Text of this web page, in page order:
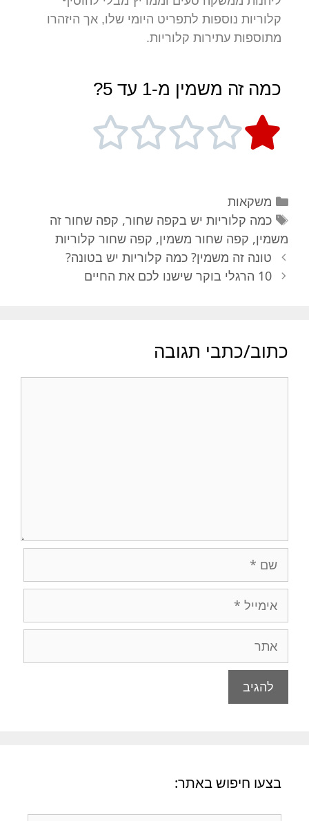
קלוריות נוספות לתפריט היומי שלו, אך היזהרו
מתוספות עתירות קלוריות.
כמה זה משמין מ-1 עד 5?





משקאות
כמה קלוריות יש בקפה שחור, קפה שחור זה
משמין, קפה שחור משמין, קפה שחור קלוריות
טונה זה משמין? כמה קלוריות יש בטונה?
10 הרגלי בוקר שישנו לכם את החיים
כתוב/כתבי תגובה
בצעו חיפוש באתר: